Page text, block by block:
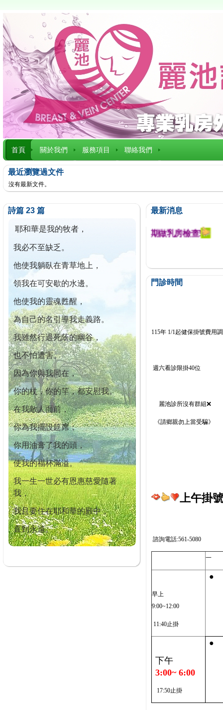
首頁 關於我們 服務項目 聯絡我們
最近瀏覽過文件
沒有最新文件。
詩篇 23 篇
耶和華是我的牧者，
我必不至缺乏。
他使我躺臥在青草地上，
領我在可安歇的水邊。
他使我的靈魂甦醒，
為自己的名引導我走義路。
我雖然行過死蔭的幽谷，
也不怕遭害。
因為你與我同在，
你的杖，你的竿，都安慰我。
在我敵人面前，
你為我擺設筵席；
你用油膏了我的頭，
使我的福杯滿溢。
我一生一世必有恩惠慈愛隨著
我，
我且要住在耶和華的殿中，
直到永遠。
最新消息
今已篩檢出1700位乳癌患者,提醒您定期做乳房檢查!
門診時間
115年 1/1起健保掛號費用
週六看診限掛40位
麗池診所沒有群組❌
《請鄉親勿上當受騙》
上午掛
諮詢電話:561-5080
一
早上
9:00~12:00
11:40止掛
●
下午
3:00~ 6:00
17:50止掛
●